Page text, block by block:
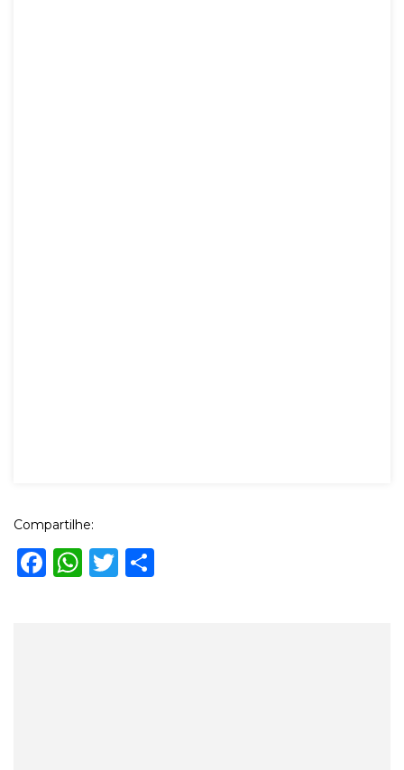
Compartilhe:
Facebook
WhatsApp
Twitter